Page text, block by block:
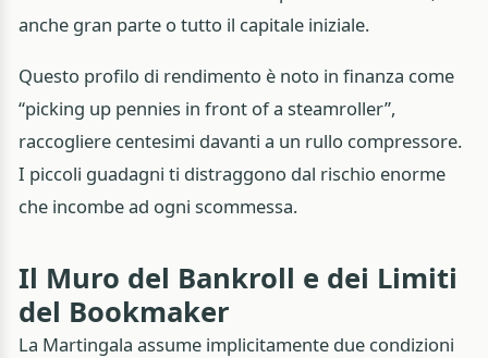
anche gran parte o tutto il capitale iniziale.
Questo profilo di rendimento è noto in finanza come
“picking up pennies in front of a steamroller”,
raccogliere centesimi davanti a un rullo compressore.
I piccoli guadagni ti distraggono dal rischio enorme
che incombe ad ogni scommessa.
Il Muro del Bankroll e dei Limiti
del Bookmaker
La Martingala assume implicitamente due condizioni